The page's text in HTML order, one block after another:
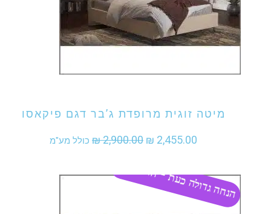
מיטה זוגית מרופדת ג’בר דגם פיקאסו
₪2,900.00
המחיר
היה:
₪ 2,455.00
המחיר
כולל מע"מ
הנחה גדולה כעת - התקשר